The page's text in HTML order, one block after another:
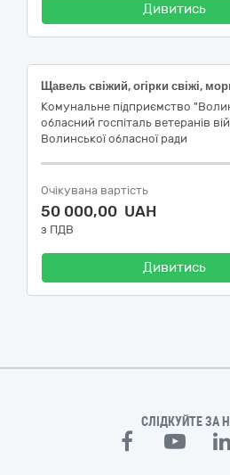
Дивитись
Щавель свіжий, огірки свіжі,
Комунальне підприємство
обласний госпіталь ветеранів
Волинської обласної ради
Очікувана вартість
50 000,00 UAH
з ПДВ
Дивитись
СЛІДКУЙТЕ ЗА